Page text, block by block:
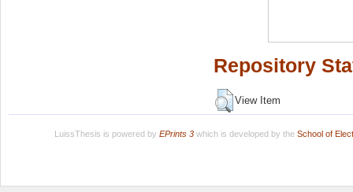
Repository
View Item
LuissThesis is powered by EPrints 3which is developed by the School of